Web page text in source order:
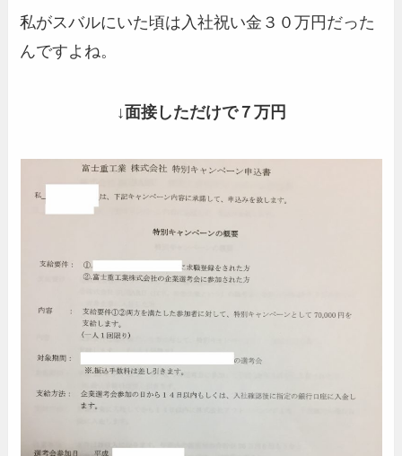
私がスバルにいた頃は入社祝い金３０万円だった
んですよね。
↓面接しただけで７万円